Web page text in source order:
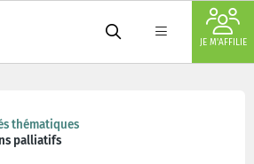
JE M'AFFILIE
thématiques
palliatifs